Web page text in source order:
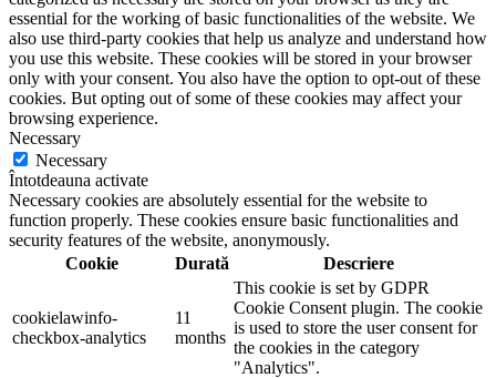
essential for the working of basic functionalities of the website. We
also use third-party cookies that help us analyze and understand how
you use this website. These cookies will be stored in your browser
only with your consent. You also have the option to opt-out of these
cookies. But opting out of some of these cookies may affect your
browsing experience.
Necessary
Necessary
Întotdeauna activate
Necessary cookies are absolutely essential for the website to
function properly. These cookies ensure basic functionalities and
security features of the website, anonymously.
Cookie
Durată Descriere
cookielawinfo-
checkbox-analytics
11
months
This cookie is set by GDPR
Cookie Consent plugin. The cookie
is used to store the user consent for
the cookies in the category
"Analytics".